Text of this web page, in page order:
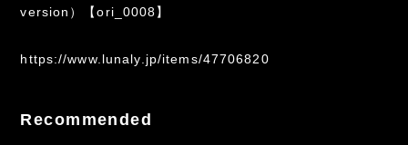
version）【ori_0008】
https://www.lunaly.jp/items/47706820
Recommended